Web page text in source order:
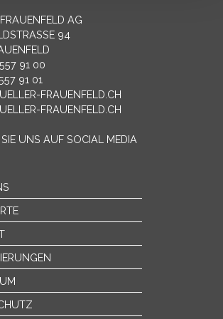
AG
94
91 00
91 01
FRAUENFELD.CH
FRAUENFELD.CH
UNS AUF SOCIAL MEDIA